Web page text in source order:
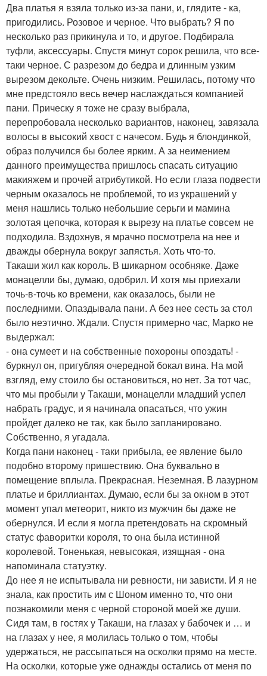
Два платья я взяла только из-за пани, и, глядите - ка,
пригодились. Розовое и черное. Что выбрать? Я по
несколько раз прикинула и то, и другое. Подбирала
туфли, аксессуары. Спустя минут сорок решила, что все-
таки черное. С разрезом до бедра и длинным узким
вырезом декольте. Очень низким. Решилась, потому что
мне предстояло весь вечер наслаждаться компанией
пани. Прическу я тоже не сразу выбрала,
перепробовала несколько вариантов, наконец, завязала
волосы в высокий хвост с начесом. Будь я блондинкой,
образ получился бы более ярким. А за неимением
данного преимущества пришлось спасать ситуацию
макияжем и прочей атрибутикой. Но если глаза подвести
черным оказалось не проблемой, то из украшений у
меня нашлись только небольшие серьги и мамина
золотая цепочка, которая к вырезу на платье совсем не
подходила. Вздохнув, я мрачно посмотрела на нее и
дважды обернула вокруг запястья. Хоть что-то.
Такаши жил как король. В шикарном особняке. Даже
монацелли бы, думаю, одобрил. И хотя мы приехали
точь-в-точь ко времени, как оказалось, были не
последними. Опаздывала пани. А без нее сесть за стол
было неэтично. Ждали. Спустя примерно час, Марко не
выдержал:
- она сумеет и на собственные похороны опоздать! -
буркнул он, пригубляя очередной бокал вина. На мой
взгляд, ему стоило бы остановиться, но нет. За тот час,
что мы пробыли у Такаши, монацелли младший успел
набрать градус, и я начинала опасаться, что ужин
пройдет далеко не так, как было запланировано.
Собственно, я угадала.
Когда пани наконец - таки прибыла, ее явление было
подобно второму пришествию. Она буквально в
помещение вплыла. Прекрасная. Неземная. В лазурном
платье и бриллиантах. Думаю, если бы за окном в этот
момент упал метеорит, никто из мужчин бы даже не
обернулся. И если я могла претендовать на скромный
статус фаворитки короля, то она была истинной
королевой. Тоненькая, невысокая, изящная - она
напоминала статуэтку.
До нее я не испытывала ни ревности, ни зависти. И я не
знала, как простить им с Шоном именно то, что они
познакомили меня с черной стороной моей же души.
Сидя там, в гостях у Такаши, на глазах у бабочек и … и
на глазах у нее, я молилась только о том, чтобы
удержаться, не рассыпаться на осколки прямо на месте.
На осколки, которые уже однажды остались от меня по